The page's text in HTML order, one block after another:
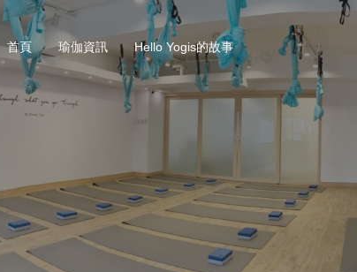
首頁 瑜伽資訊 Hello Yogis的故事